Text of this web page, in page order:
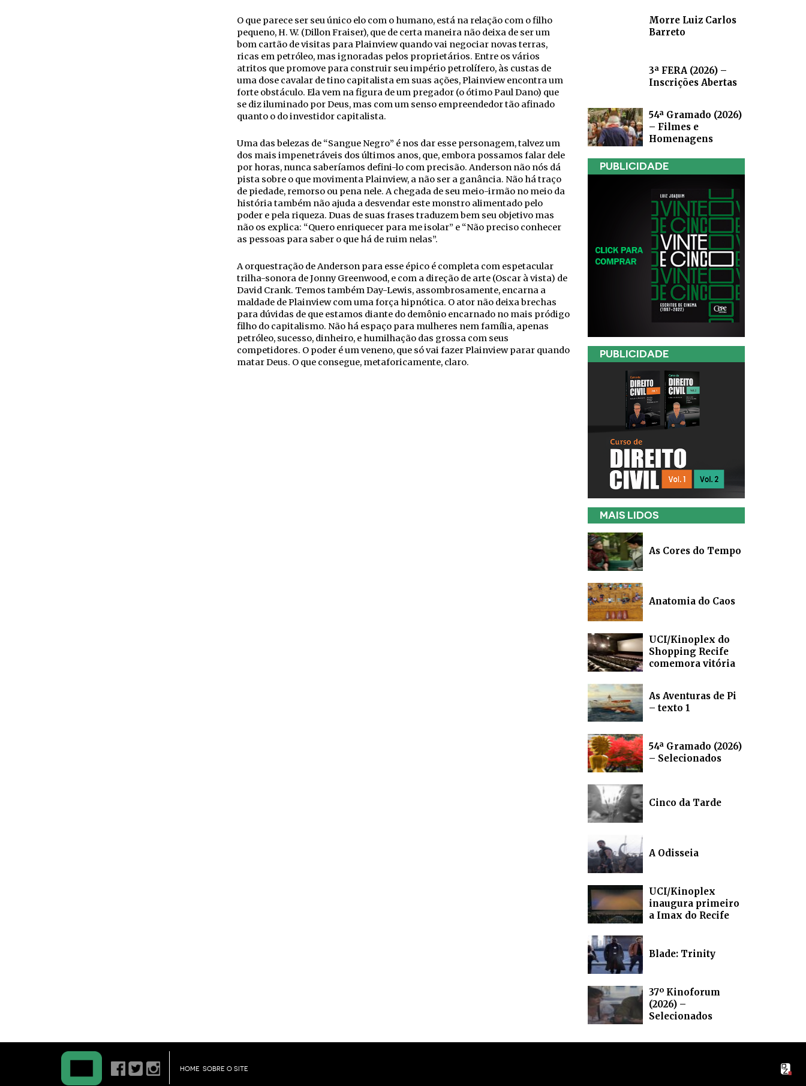
O que parece ser seu único elo com o humano, está na relação com o filho
pequeno, H. W. (Dillon Fraiser), que de certa maneira não deixa de ser um
bom cartão de visitas para Plainview quando vai negociar novas terras,
ricas em petróleo, mas ignoradas pelos proprietários. Entre os vários
atritos que promove para construir seu império petrolífero, às custas de
uma dose cavalar de tino capitalista em suas ações, Plainview encontra um
forte obstáculo. Ela vem na figura de um pregador (o ótimo Paul Dano) que
se diz iluminado por Deus, mas com um senso empreendedor tão afinado
quanto o do investidor capitalista.
Uma das belezas de “Sangue Negro” é nos dar esse personagem, talvez um
dos mais impenetráveis dos últimos anos, que, embora possamos falar dele
por horas, nunca saberíamos defini-lo com precisão. Anderson não nós dá
pista sobre o que movimenta Plainview, a não ser a ganância. Não há traço
de piedade, remorso ou pena nele. A chegada de seu meio-irmão no meio da
história também não ajuda a desvendar este monstro alimentado pelo
poder e pela riqueza. Duas de suas frases traduzem bem seu objetivo mas
não os explica: “Quero enriquecer para me isolar” e “Não preciso conhecer
as pessoas para saber o que há de ruim nelas”.
A orquestração de Anderson para esse épico é completa com espetacular
trilha-sonora de Jonny Greenwood, e com a direção de arte (Oscar à vista) de
David Crank. Temos também Day-Lewis, assombrosamente, encarna a
maldade de Plainview com uma força hipnótica. O ator não deixa brechas
para dúvidas de que estamos diante do demônio encarnado no mais pródigo
filho do capitalismo. Não há espaço para mulheres nem família, apenas
petróleo, sucesso, dinheiro, e humilhação das grossa com seus
competidores. O poder é um veneno, que só vai fazer Plainview parar quando
matar Deus. O que consegue, metaforicamente, claro.
Morre Luiz Carlos
Barreto
3ª FERA (2026) –
Inscrições Abertas
54ª Gramado (2026)
– Filmes e
Homenagens
PUBLICIDADE
PUBLICIDADE
MAIS LIDOS
As Cores do Tempo
Anatomia do Caos
UCI/Kinoplex do
Shopping Recife
comemora vitória
As Aventuras de Pi
– texto 1
54ª Gramado (2026)
– Selecionados
Cinco da Tarde
A Odisseia
UCI/Kinoplex
inaugura primeiro
a Imax do Recife
Blade: Trinity
37º Kinoforum
(2026) –
Selecionados
HOME SOBRE O SITE